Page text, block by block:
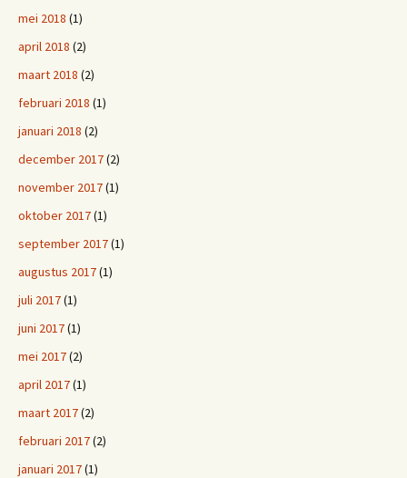
mei 2018 (1)
april 2018 (2)
maart 2018 (2)
februari 2018 (1)
januari 2018 (2)
december 2017(2)
november 2017(1)
oktober 2017(1)
september 2017(1)
augustus 2017(1)
juli 2017(1)
juni 2017(1)
mei 2017(2)
april 2017(1)
maart 2017(2)
februari 2017(2)
januari 2017(1)